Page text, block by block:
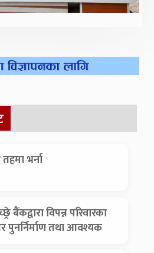
भर्ना
बैंकद्वारा विपन्न परिवारका
पुनर्निर्माण तथा आवश्यक